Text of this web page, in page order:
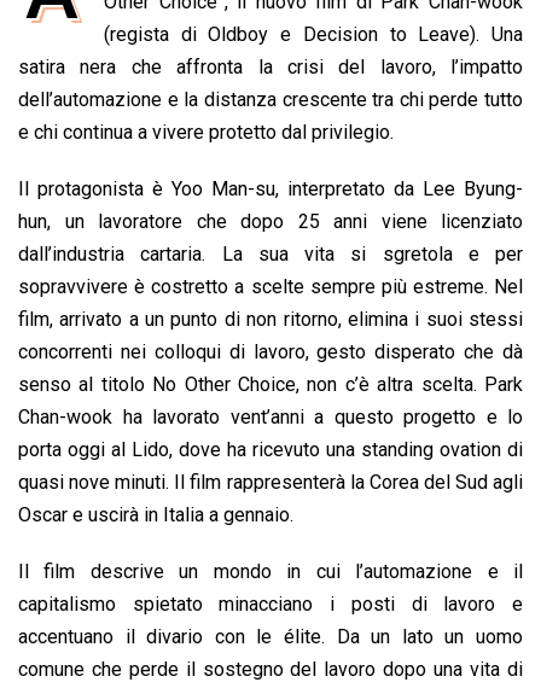
o
o
k
s
A
p
p
e
d
I
n
a
d
s
l
L
i
n
k
t
(regista di Oldboy e Decision to Leave). Una
satira nera che affronta la crisi del lavoro, l’impatto
dell’automazione e la distanza crescente tra chi perde tutto
e chi continua a vivere protetto dal privilegio.
Il protagonista è Yoo Man-su, interpretato da Lee Byung-
hun, un lavoratore che dopo 25 anni viene licenziato
dall’industria cartaria. La sua vita si sgretola e per
sopravvivere è costretto a scelte sempre più estreme. Nel
film, arrivato a un punto di non ritorno, elimina i suoi stessi
concorrenti nei colloqui di lavoro, gesto disperato che dà
senso al titolo No Other Choice, non c’è altra scelta. Park
Chan-wook ha lavorato vent’anni a questo progetto e lo
porta oggi al Lido, dove ha ricevuto una standing ovation di
quasi nove minuti. Il film rappresenterà la Corea del Sud agli
Oscar e uscirà in Italia a gennaio.
Il film descrive un mondo in cui l’automazione e il
capitalismo spietato minacciano i posti di lavoro e
accentuano il divario con le élite. Da un lato un uomo
comune che perde il sostegno del lavoro dopo una vita di